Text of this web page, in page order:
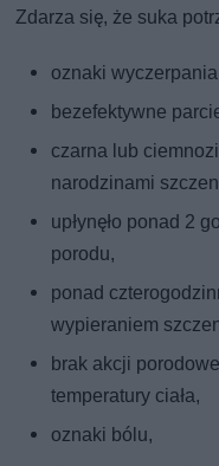
Zdarza się, że suka
oznaki
bezefektywne
czarna lub
narodzinami
upłynęło ponad 2
porodu,
ponad
wypieraniem
brak akcji
temperatury ciała,
oznaki bólu,